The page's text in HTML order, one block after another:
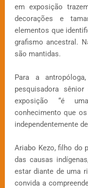
em exposição
decorações e
elementos que
grafismo ancestral.
são mantidas.
Para a
pesquisadora
exposição “é
conhecimento que
independentemente
Ariabo Kezo, filho do
das causas
estar diante de uma
convida a